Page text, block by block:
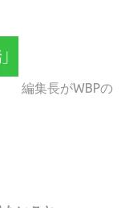
編集長がWBPの